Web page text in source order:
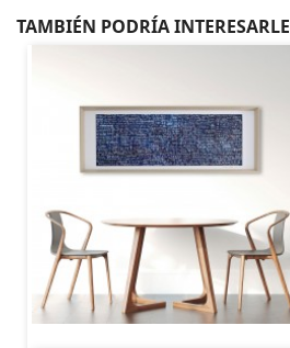
TAMBIÉN PODRÍA INTERESARLE